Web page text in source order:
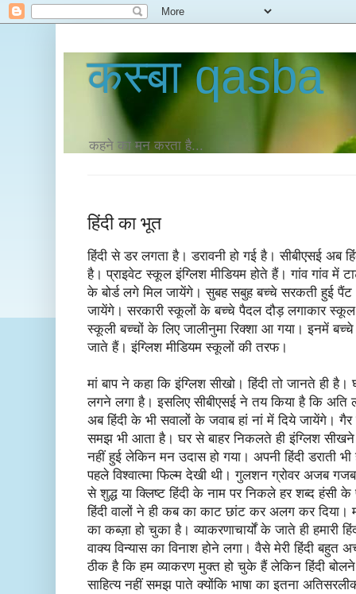
कस्‍बा qasba
कहने का मन करता है...
हिंदी का भूत
हिंदी से डर लगता है। डरावनी हो गई है। सीबीएसई अब
है। प्राइवेट स्कूल इंग्लिश मीडियम होते हैं। गांव गांव में
के बोर्ड लगे मिल जायेंगे। सुबह सबुह बच्चे सरकती हुई
जायेंगे। सरकारी स्कूलों के बच्चे पैदल दौड़ लगाकार
स्कूली बच्चों के लिए जालीनुमा रिक्शा आ गया। इनमें
जाते हैं। इंग्लिश मीडियम स्कूलों की तरफ।
मां बाप ने कहा कि इंग्लिश सीखो। हिंदी तो जानते ही है।
लगने लगा है। इसलिए सीबीएसई ने तय किया है कि अति
अब हिंदी के भी सवालों के जवाब हां नां में दिये जायेंगे। गैर
समझ भी आता है। घर से बाहर निकलते ही इंग्लिश सीखने
नहीं हुई लेकिन मन उदास हो गया। अपनी हिंदी डराती
पहले विश्वात्मा फिल्म देखी थी। गुलशन ग्रोवर अजब
से शुद्ध या क्लिष्ट हिंदी के नाम पर निकले हर शब्द हंसी
हिंदी वालों ने ही कब का काट छांट कर अलग कर दिया।
का कब्ज़ा हो चुका है। व्याकरणाचार्यों के जाते ही हमारी
वाक्य विन्यास का विनाश होने लगा। वैसे मेरी हिंदी बहुत
ठीक है कि हम व्याकरण मुक्त हो चुके हैं लेकिन हिंदी
साहित्य नहीं समझ पाते क्योंकि भाषा का इतना